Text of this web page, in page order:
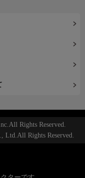
Rights Reserved.
Ltd.All Rights Reserved.